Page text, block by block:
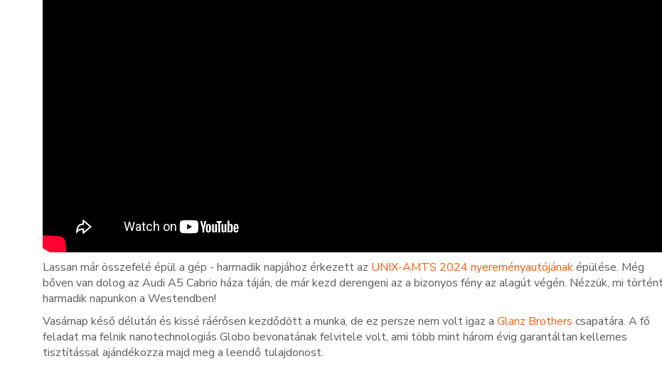
Lassan már összefelé épül a gép - harmadik napjához érkezett az UNIX-AMTS 2024 nyereményautójánaképülése. Még
bőven van dolog az Audi A5 Cabrio háza táján, de már kezd derengeni az a bizonyos fény az alagút végén. Nézzük, mi
harmadik napunkon a Westendben!
Vasárnap késő délután és kissé ráérősen kezdődött a munka, de ez persze nem volt igaz a Glanz Brothers csapatára. A fő
feladat ma felnik nanotechnologiás Globo bevonatának felvitele volt, ami több mint három évig garantáltan kellemes
tisztítással ajándékozza majd meg a leendő tulajdonost.